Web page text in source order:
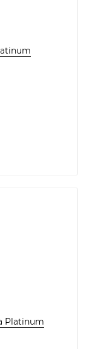
Platinum